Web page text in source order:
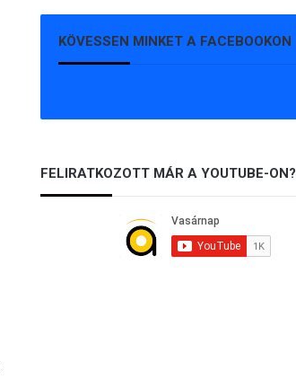
KÖVESSEN MINKET A FACEBOOKON
FELIRATKOZOTT MÁR A YOUTUBE-ON?